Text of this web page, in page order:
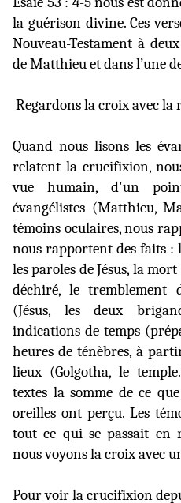
la guérison divine. Ces
Nouveau-Testament à
de Matthieu et dans l’une
Regardons la croix avec
Quand nous lisons les
relatent la crucifixion,
vue humain, d'un
évangélistes (Matthieu,
témoins oculaires, nous
nous rapportent des faits :
les paroles de Jésus, la
déchiré, le tremblement
(Jésus, les deux
indications de temps
heures de ténèbres, à
lieux (Golgotha, le
textes la somme de ce
oreilles ont perçu. Les
tout ce qui se passait en
nous voyons la croix avec
Pour voir la crucifixion